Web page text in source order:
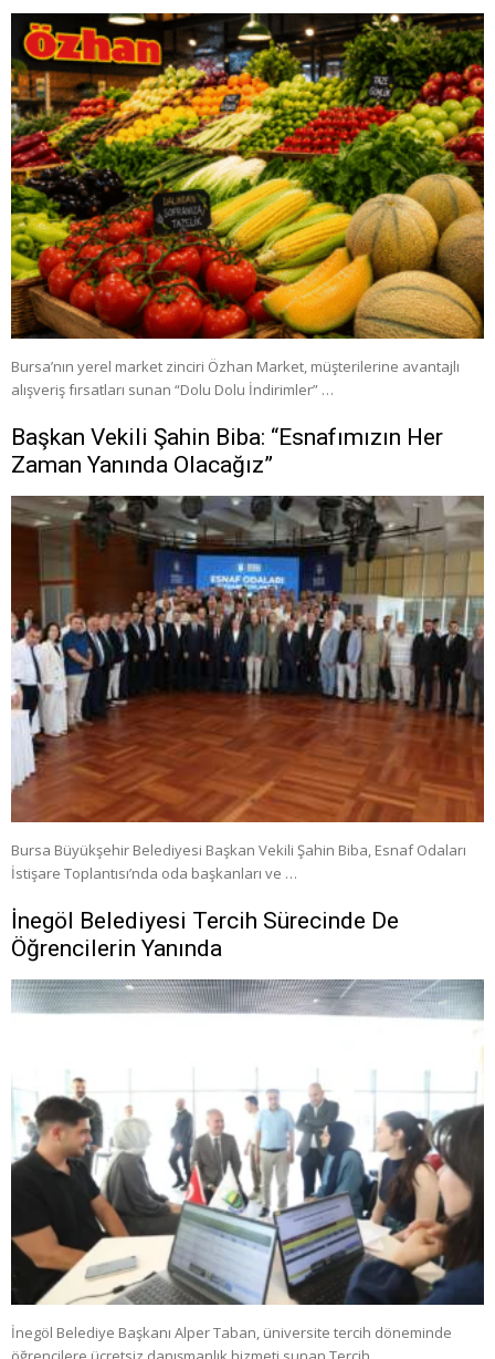
Bursa’nın yerel market zinciri Özhan Market, müşterilerine avantajlı
alışveriş fırsatları sunan “Dolu Dolu İndirimler” …
Başkan Vekili Şahin Biba: “Esnafımızın Her
Zaman Yanında Olacağız”
Bursa Büyükşehir Belediyesi Başkan Vekili Şahin Biba, Esnaf Odaları
İstişare Toplantısı’nda oda başkanları ve …
İnegöl Belediyesi Tercih Sürecinde De
Öğrencilerin Yanında
İnegöl Belediye Başkanı Alper Taban, üniversite tercih döneminde